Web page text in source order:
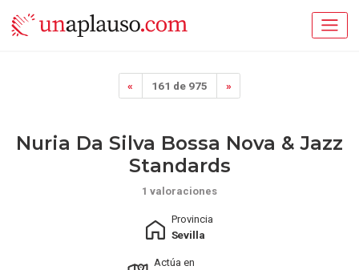
« 161 de 975 »
Nuria Da Silva Bossa Nova & Jazz
Standards
1 valoraciones
Provincia
Sevilla
Actúa en